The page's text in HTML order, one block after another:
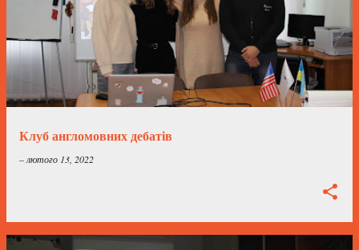
Клуб англомовних дебатів
–лютого 13, 2022